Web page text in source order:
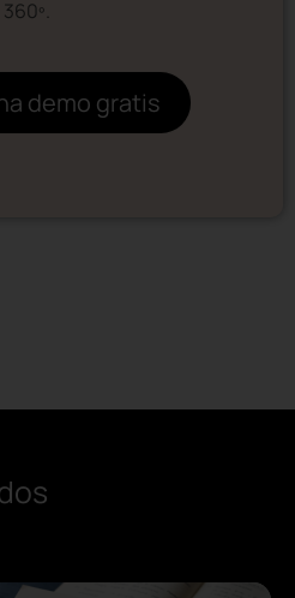
360º.
demo gratis